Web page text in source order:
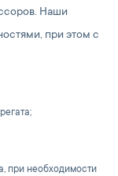
Наши
при этом с
при необходимости